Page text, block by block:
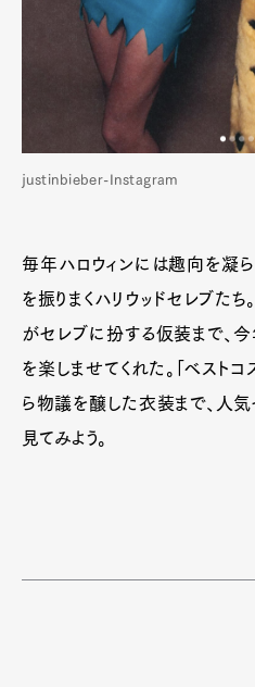
justinbieber-Instagram
毎年ハロウィンには趣向を凝
を振りまくハリウッドセレブた
がセレブに扮する仮装まで、
を楽しませてくれた。「ベスト
ら物議を醸した衣装まで、人
見てみよう。